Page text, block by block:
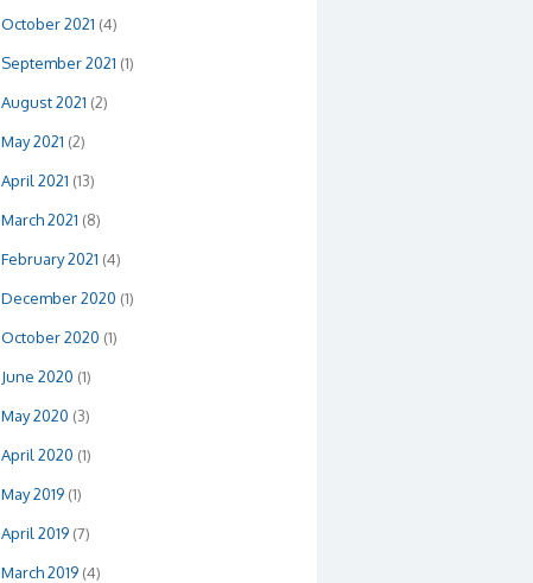
October 2021 (4)
September 2021 (1)
August 2021 (2)
May 2021 (2)
April 2021 (13)
March 2021 (8)
February 2021 (4)
December 2020 (1)
October 2020 (1)
June 2020 (1)
May 2020 (3)
April 2020 (1)
May 2019 (1)
April 2019 (7)
March 2019 (4)